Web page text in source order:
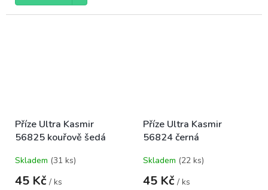
Příze Ultra Kasmir
56825 kouřově šedá
Skladem (31 ks)
45 Kč / ks
Příze Ultra Kasmir
56824 černá
Skladem (22 ks)
45 Kč / ks